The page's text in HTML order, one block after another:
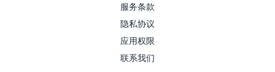
服务条款
隐私协议
应用权限
联系我们